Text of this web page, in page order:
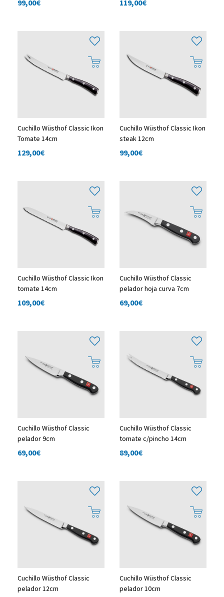
99,00€ 119,00€
Cuchillo Wüsthof Classic Ikon
Tomate 14cm
129,00€
Cuchillo Wüsthof Classic Ikon
steak 12cm
99,00€
Cuchillo Wüsthof Classic Ikon
tomate 14cm
109,00€
Cuchillo Wüsthof Classic
pelador hoja curva 7cm
69,00€
Cuchillo Wüsthof Classic
pelador 9cm
69,00€
Cuchillo Wüsthof Classic
tomate c/pincho 14cm
89,00€
Cuchillo Wüsthof Classic
pelador 12cm
Cuchillo Wüsthof Classic
pelador 10cm